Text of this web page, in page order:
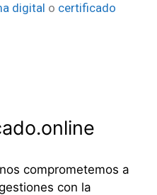
digital o certificado
comprometemos a
con la